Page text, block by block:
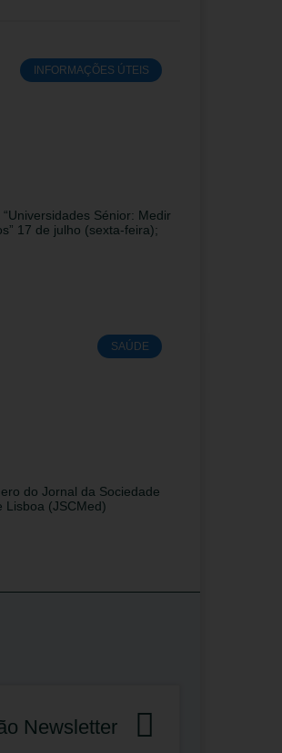
INFORMAÇÕES ÚTEIS
Sénior: Medir
17 de julho (sexta-feira);
SAÚDE
do Jornal da Sociedade
Lisboa (JSCMed)
Newsletter